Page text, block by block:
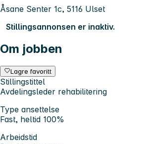
Åsane Senter 1c, 5116 Ulset
Stillingsannonsen er inaktiv.
Om jobben
Lagre favoritt
Stillingstittel
Avdelingsleder rehabilitering
Type ansettelse
Fast, heltid 100%
Arbeidstid